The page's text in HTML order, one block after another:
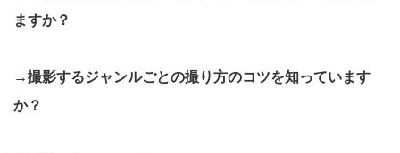
ますか？
→撮影するジャンルごとの撮り方のコツを知っています
か？